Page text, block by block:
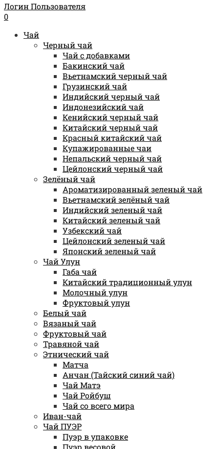
Логин Пользователя
0
Чай
Черный чай
Чай с добавками
Бакинский чай
Вьетнамский черный чай
Грузинский чай
Индийский черный чай
Индонезийский чай
Кенийский черный чай
Китайский черный чай
Красный китайский чай
Купажированные чаи
Непальский черный чай
Цейлонский черный чай
Зелёный чай
Ароматизированный зеленый чай
Вьетнамский зелёный чай
Индийский зеленый чай
Китайский зеленый чай
Узбекский чай
Цейлонский зеленый чай
Японский зеленый чай
Чай Улун
Габа чай
Китайский традиционный улун
Молочный улун
Фруктовый улун
Белый чай
Вязаный чай
Фруктовый чай
Травяной чай
Этнический чай
Матча
Анчан (Тайский синий чай)
Чай Матэ
Чай Ройбуш
Чай со всего мира
Иван-чай
Чай ПУЭР
Пуэр в упаковке
Пуэр весовой